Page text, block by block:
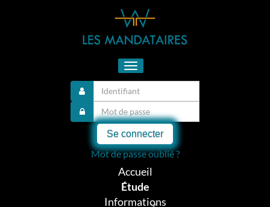
Toggle
navigation
Se connecter
Mot de passe oublié ?
Accueil
Étude
Informations